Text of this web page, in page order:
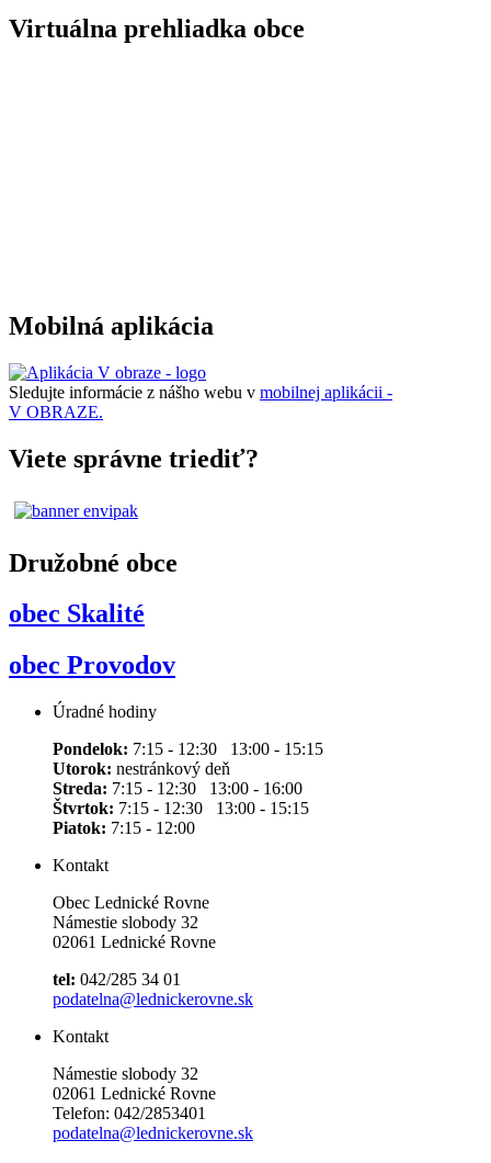
Virtuálna prehliadka obce
Mobilná aplikácia
Sledujte informácie z nášho webu v mobilnej aplikácii -
V OBRAZE.
Viete správne triediť?
Družobné obce
obec Skalité
obec Provodov
Úradné hodiny
Pondelok: 7:15 - 12:30 13:00 - 15:15
Utorok: nestránkový deň
Streda: 7:15 - 12:30 13:00 - 16:00
Štvrtok: 7:15 - 12:30 13:00 - 15:15
Piatok: 7:15 - 12:00
Kontakt
Obec Lednické Rovne
Námestie slobody 32
02061 Lednické Rovne
tel: 042/285 34 01
podatelna@lednickerovne.sk
Kontakt
Námestie slobody 32
02061 Lednické Rovne
Telefon: 042/2853401
podatelna@lednickerovne.sk